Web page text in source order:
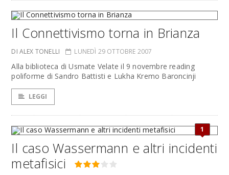
Il Connettivismo torna in Brianza
DI ALEX TONELLI LUNEDÌ 29 OTTOBRE 2007
Alla biblioteca di Usmate Velate il 9 novembre reading
poliforme di Sandro Battisti e Lukha Kremo Baroncinji
LEGGI
1
Il caso Wassermann e altri incidenti
metafisici